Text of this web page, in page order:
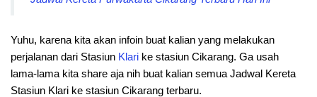
Yuhu, karena kita akan infoin buat kalian yang melakukan
perjalanan dari Stasiun Klari ke stasiun Cikarang. Ga usah
lama-lama kita share aja nih buat kalian semua Jadwal Kereta
Stasiun Klari ke stasiun Cikarang terbaru.